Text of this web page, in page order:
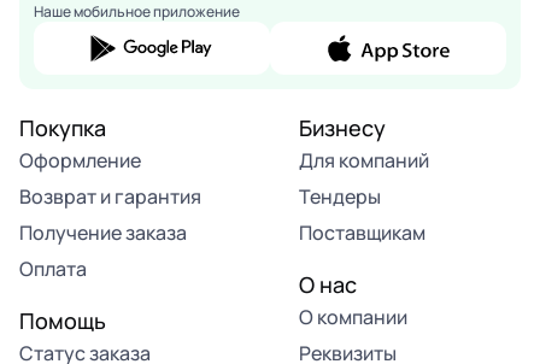
Наше мобильное приложение
Покупка
Оформление
Возврат и гарантия
Получение заказа
Оплата
Помощь
Статус заказа
Бизнесу
Для компаний
Тендеры
Поставщикам
О нас
О компании
Реквизиты